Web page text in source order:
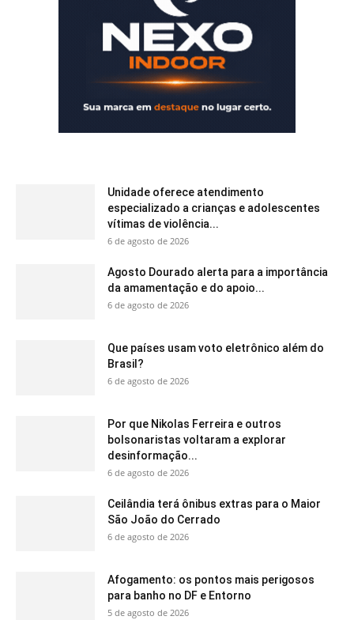
Unidade oferece atendimento
especializado a crianças e adolescentes
vítimas de violência...
6 de agosto de 2026
Agosto Dourado alerta para a importância
da amamentação e do apoio...
6 de agosto de 2026
Que países usam voto eletrônico além do
Brasil?
6 de agosto de 2026
Por que Nikolas Ferreira e outros
bolsonaristas voltaram a explorar
desinformação...
6 de agosto de 2026
Ceilândia terá ônibus extras para o Maior
São João do Cerrado
6 de agosto de 2026
Afogamento: os pontos mais perigosos
para banho no DF e Entorno
5 de agosto de 2026